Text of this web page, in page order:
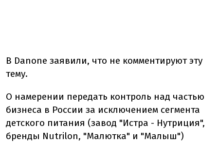
В Danone заявили, что не комментируют эту
тему.
О намерении передать контроль над частью
бизнеса в России за исключением сегмента
детского питания (завод "Истра - Нутриция",
бренды Nutrilon, "Малютка" и "Малыш")